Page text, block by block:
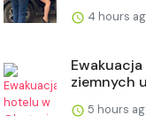
4 hours
ziemnych
5 hours